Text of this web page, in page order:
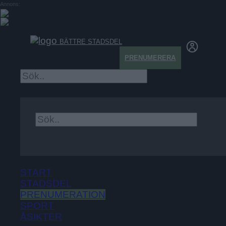
Annons:
BÄTTRE STADSDEL
PRENUMERERA
START
STADSDEL
PRENUMERATION
SPORT
ÅSIKTER